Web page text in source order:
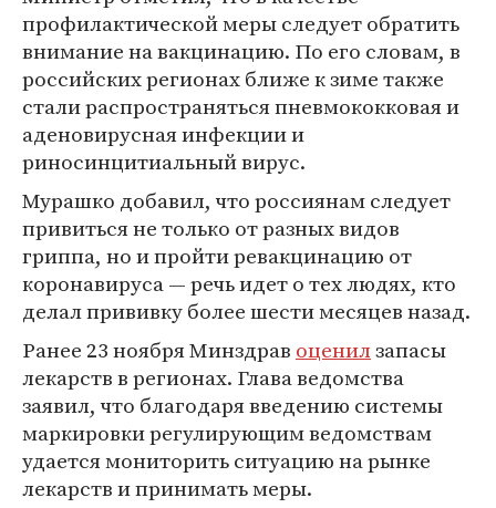
профилактической меры следует обратить
внимание на вакцинацию. По его словам, в
российских регионах ближе к зиме также
стали распространяться пневмококковая и
аденовирусная инфекции и
риносинцитиальный вирус.
Мурашко добавил, что россиянам следует
привиться не только от разных видов
гриппа, но и пройти ревакцинацию от
коронавируса — речь идет о тех людях, кто
делал прививку более шести месяцев назад.
Ранее 23 ноября Минздрав оценилзапасы
лекарств в регионах. Глава ведомства
заявил, что благодаря введению системы
маркировки регулирующим ведомствам
удается мониторить ситуацию на рынке
лекарств и принимать меры.